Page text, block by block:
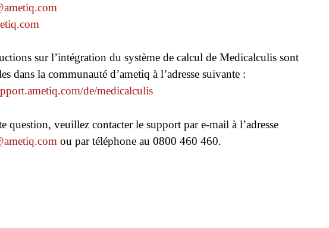
sur l’intégration du système de calcul de Medicalculis sont
dans la communauté d’ametiq à l’adresse suivante :
de/medicalculis
question, veuillez contacter le support par e-mail à l’adresse
ou par téléphone au 0800 460 460.